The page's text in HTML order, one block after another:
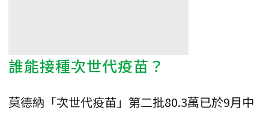
誰能接種次世代疫苗？
莫德納「次世代疫苗」第二批80.3萬已於9月中